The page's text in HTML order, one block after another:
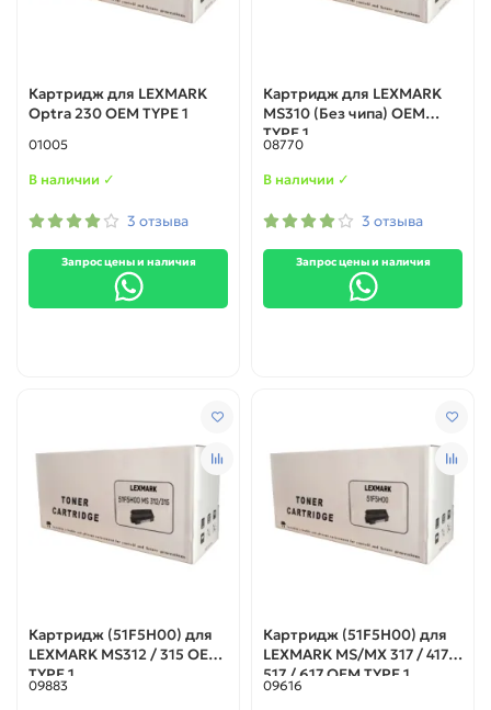
Картридж для LEXMARK
Optra 230 ОЕМ TYPE 1
01005
В наличии ✓
3 отзыва
Запрос цены и наличия
Картридж для LEXMARK
MS310 (Без чипа) ОЕМ
TYPE 1
08770
В наличии ✓
3 отзыва
Запрос цены и наличия
Картридж (51F5H00) для
LEXMARK MS312 / 315 ОЕМ
TYPE 1
09883
Картридж (51F5H00) для
LEXMARK MS/MX 317 / 417 /
517 / 617 ОЕМ TYPE 1
09616